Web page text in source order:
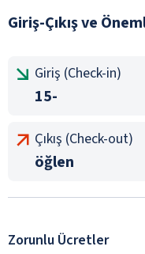
Giriş-Çıkış ve
Giriş (Check-in)
15-
Çıkış (Check-out)
öğlen
Zorunlu Ücretler